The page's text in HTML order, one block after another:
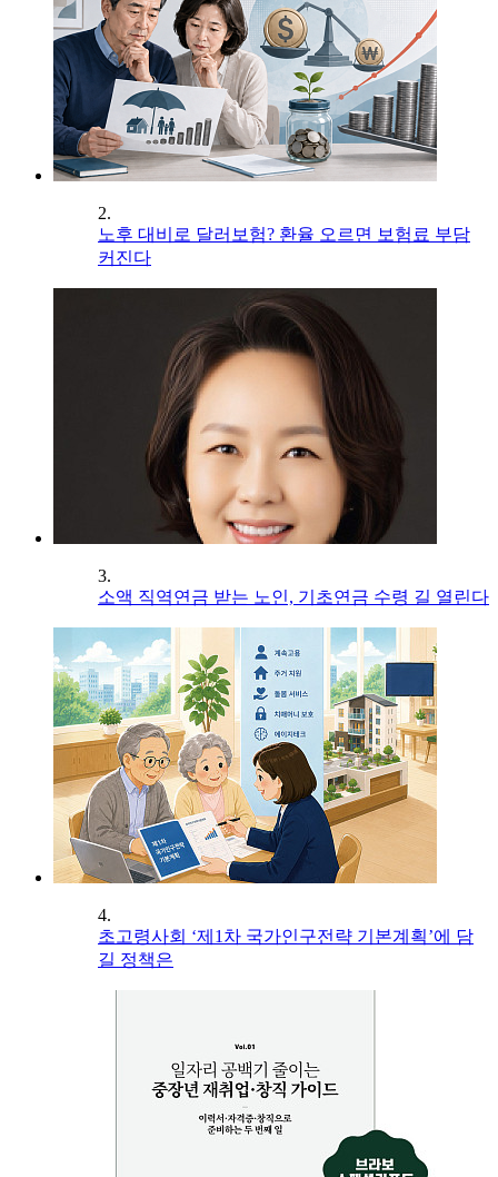
2.
노후 대비로 달러보험? 환율 오르면 보험료 부담
커진다
3.
소액 직역연금 받는 노인, 기초연금 수령 길 열린다
4.
초고령사회 ‘제1차 국가인구전략 기본계획’에 담
길 정책은